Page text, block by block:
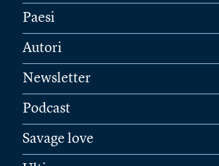
Paesi
Autori
Newsletter
Podcast
Savage love